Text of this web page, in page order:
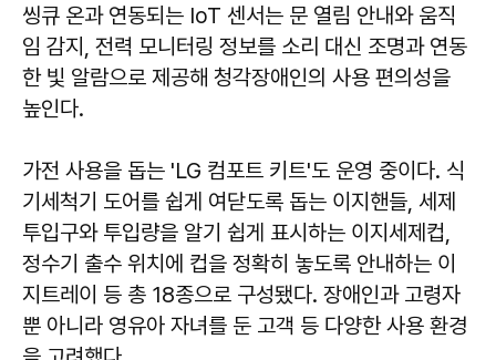
씽큐 온과 연동되는 IoT 센서는 문 열림 안내와 움직
임 감지, 전력 모니터링 정보를 소리 대신 조명과 연동
한 빛 알람으로 제공해 청각장애인의 사용 편의성을
높인다.
가전 사용을 돕는 'LG 컴포트 키트'도 운영 중이다. 식
기세척기 도어를 쉽게 여닫도록 돕는 이지핸들, 세제
투입구와 투입량을 알기 쉽게 표시하는 이지세제컵,
정수기 출수 위치에 컵을 정확히 놓도록 안내하는 이
지트레이 등 총 18종으로 구성됐다. 장애인과 고령자
뿐 아니라 영유아 자녀를 둔 고객 등 다양한 사용 환경